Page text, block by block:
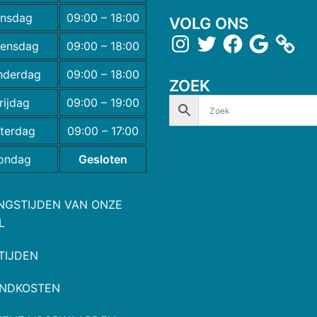
09:00 – 18:00
09:00 – 18:00
09:00 – 18:00
09:00 – 19:00
09:00 – 17:00
Gesloten
VAN ONZE
VOLG ONS
ZOEK